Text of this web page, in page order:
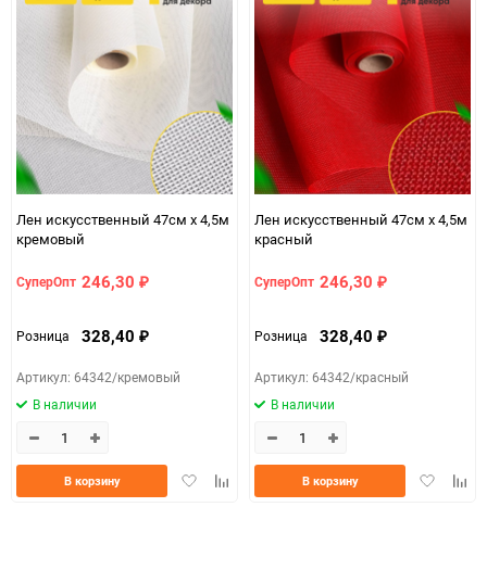
шт
Лен искусственный 47см х 4,5м
кремовый
СуперОпт 246,30 ₽
Розница 328,40 ₽
Артикул: 64342/кремовый
В наличии
ДобавитьДобавить
В корзину
Лен искусственный 47см х 4,5м
красный
СуперОпт 246,30 ₽
Розница 328,40 ₽
Артикул: 64342/красный
В наличии
Добавить
В корзину